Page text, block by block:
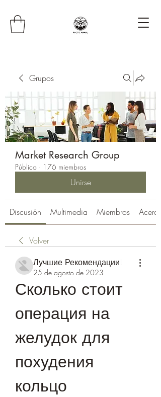
Grupos
Market Research Group
Público · 176 miembros
Unirse
Discusión Multimedia Miembros Acerca
Volver
Лучшие Рекомендации!
25 de agosto de 2023
Сколько стоит
операция на
желудок для
похудения
кольцо